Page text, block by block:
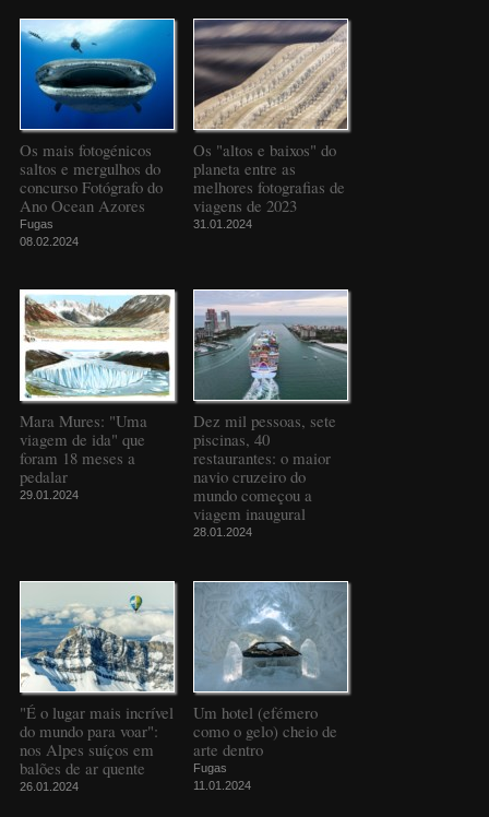
Os mais fotogénicos
saltos e mergulhos do
concurso Fotógrafo do
Ano Ocean Azores
Fugas
08.02.2024
Os "altos e baixos" do
planeta entre as
melhores fotografias de
viagens de 2023
31.01.2024
Mara Mures: "Uma
viagem de ida" que
foram 18 meses a
pedalar
29.01.2024
Dez mil pessoas, sete
piscinas, 40
restaurantes: o maior
navio cruzeiro do
mundo começou a
viagem inaugural
28.01.2024
"É o lugar mais incrível
do mundo para voar":
nos Alpes suíços em
balões de ar quente
26.01.2024
Um hotel (efémero
como o gelo) cheio de
arte dentro
Fugas
11.01.2024